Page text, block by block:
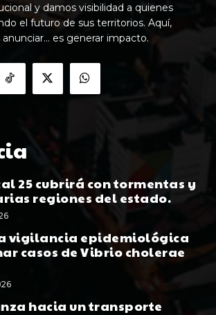
y damos visibilidad a quienes
el futuro de sus territorios. Aquí,
es generar impacto.
25 cubrirá con tormentas y
regiones del estado.
vigilancia epidemiológica
casos de Vibrio cholerae
hacia un transporte